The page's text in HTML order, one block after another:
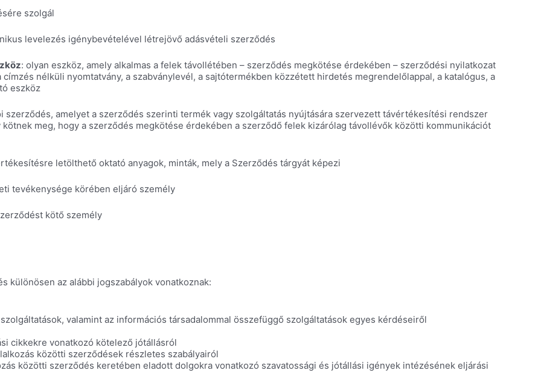
szolgál
levelezés igénybevételével létrejövő adásvételi szerződés
: olyan eszköz, amely alkalmas a felek távollétében – szerződés megkötése érdekében – szerződési nyilatkozat
nélküli nyomtatvány, a szabványlevél, a sajtótermékben közzétett hirdetés megrendelőlappal, a katalógus, a
eszköz
szerződés, amelyet a szerződés szerinti termék vagy szolgáltatás nyújtására szervezett távértékesítési rendszer
meg, hogy a szerződés megkötése érdekében a szerződő felek kizárólag távollévők közötti kommunikációt
letölthető oktató anyagok, minták, mely a Szerződés tárgyát képezi
tevékenysége körében eljáró személy
kötő személy
különösen az alábbi jogszabályok vonatkoznak:
valamint az információs társadalommal összefüggő szolgáltatások egyes kérdéseiről
cikkekre vonatkozó kötelező jótállásról
közötti szerződések részletes szabályairól
közötti szerződés keretében eladott dolgokra vonatkozó szavatossági és jótállási igények intézésének eljárási